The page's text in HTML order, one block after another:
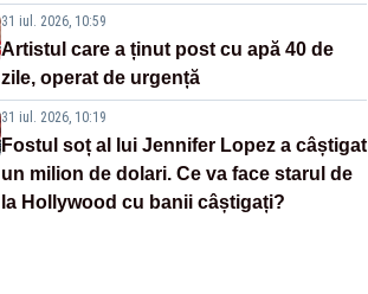
31 iul. 2026, 10:59
Artistul care a ținut post cu apă 40 de
zile, operat de urgență
31 iul. 2026, 10:19
Fostul soț al lui Jennifer Lopez a câștigat
un milion de dolari. Ce va face starul de
la Hollywood cu banii câștigați?